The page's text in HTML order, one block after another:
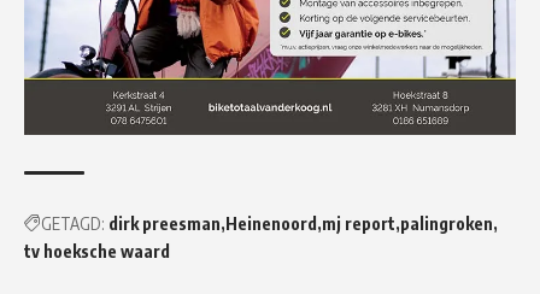
GETAGD: dirk preesman Heinenoord mj report palingroken
tv hoeksche waard